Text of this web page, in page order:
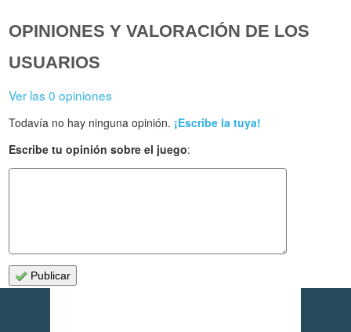
OPINIONES Y VALORACIÓN DE LOS
USUARIOS
Ver las 0 opiniones
Todavía no hay ninguna opinión. ¡Escribe la tuya!
Escribe tu opinión sobre el juego:
Publicar